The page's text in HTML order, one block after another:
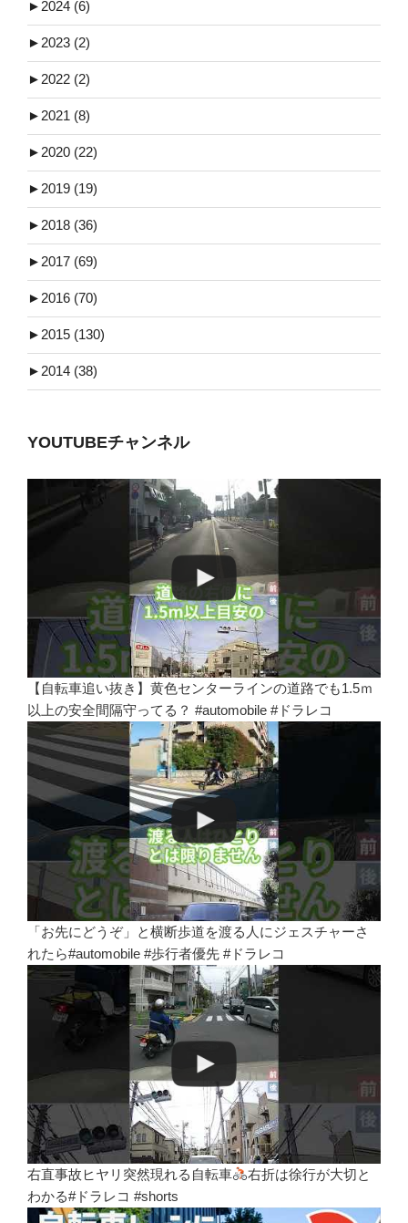
►2024 (6)
►2023 (2)
►2022 (2)
►2021 (8)
►2020 (22)
►2019 (19)
►2018 (36)
►2017 (69)
►2016 (70)
►2015 (130)
►2014 (38)
YOUTUBEチャンネル
【自転車追い抜き】黄色センターラインの道路でも1.5ｍ
以上の安全間隔守ってる？ #automobile #ドラレコ
「お先にどうぞ」と横断歩道を渡る人にジェスチャーさ
れたら#automobile #歩行者優先 #ドラレコ
右直事故ヒヤリ突然現れる自転車
右折は徐行が大切と
わかる#ドラレコ #shorts